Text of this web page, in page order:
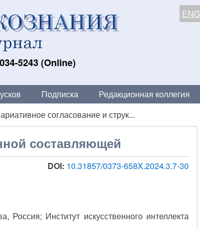
5243 (Online)
ENG
Подписка Редакционная коллегия
согласование и струк...
составляющей
DOI: 10.31857/0373-658X.2024.3.7-30
Институт искусственного интеллекта